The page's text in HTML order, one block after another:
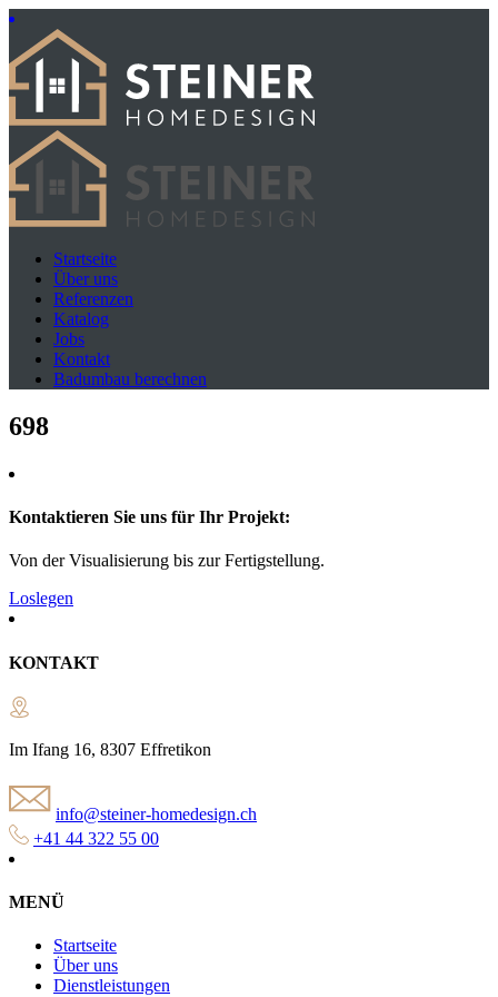
Startseite
Über uns
Referenzen
Katalog
Jobs
Kontakt
Badumbau berechnen
698
Kontaktieren Sie uns für Ihr Projekt:
Von der Visualisierung bis zur Fertigstellung.
Loslegen
KONTAKT
Im Ifang 16, 8307 Effretikon
info@steiner-homedesign.ch
+41 44 322 55 00
MENÜ
Startseite
Über uns
Dienstleistungen